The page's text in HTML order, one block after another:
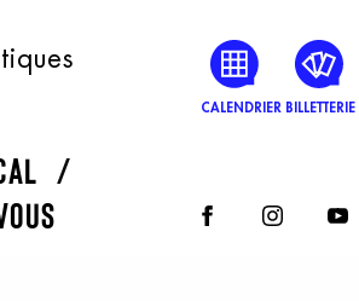
CALENDRIER BILLETTERIE